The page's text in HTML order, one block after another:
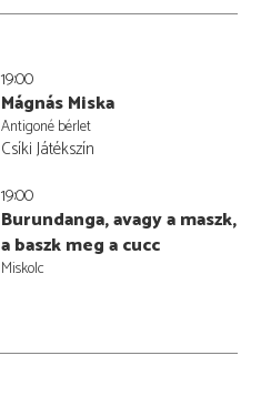
19:00
Mágnás Miska
Antigoné bérlet
Csíki Játékszín
19:00
Burundanga, avagy a maszk,
a baszk meg a cucc
Miskolc